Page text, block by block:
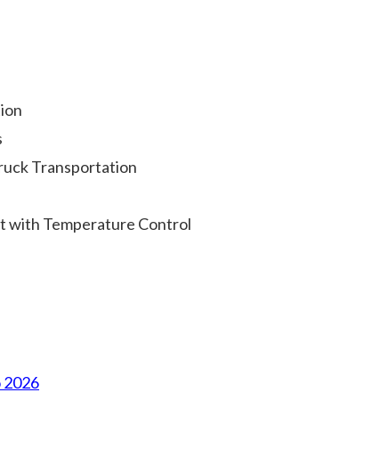
Transportation
with Temperature Control
2026